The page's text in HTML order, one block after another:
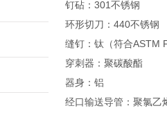
钉砧：301不锈钢
环形切刀：440不锈钢
缝钉：钛（符合ASTM
穿刺器：聚碳酸酯
器身：铝
经口输送导管：聚氯乙